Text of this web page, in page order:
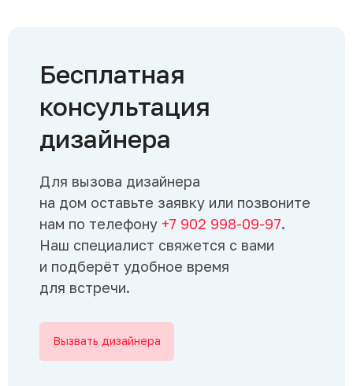
Бесплатная
консультация
дизайнера
Для вызова дизайнера
на дом оставьте заявку или позвоните
нам по телефону +7 902 998-09-97.
Наш специалист свяжется с вами
и подберёт удобное время
для встречи.
Вызвать дизайнера